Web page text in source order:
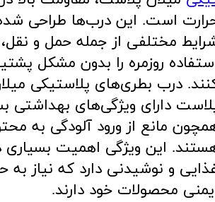
است. این درب‌ها طراحی
مختلفی از جمله حمل و
روزمره را بدون مشکل
درب بطری‌های پلاستیکی
دارای ویژگی‌های بهداشتی
مانع از ورود آلودگی به
این ویژگی اهمیت بسیاری
و نوشیدنی دارد که نیاز
محصولات خود دارند.